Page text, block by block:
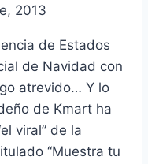
2013
de Estados
de Navidad con
atrevido… Y lo
de Kmart ha
viral” de la
“Muestra tu